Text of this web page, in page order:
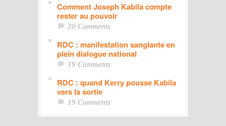
Comment Joseph Kabila compte
rester au pouvoir
20 Comments
RDC : manifestation sanglante en
plein dialogue national
19 Comments
RDC : quand Kerry pousse Kabila
vers la sortie
19 Comments